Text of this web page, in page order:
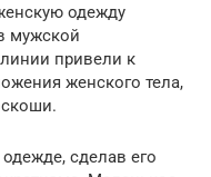
одежду
мужской
привели к
женского тела,
сделав его